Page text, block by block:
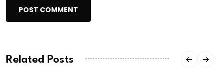
POST COMMENT
Related Posts